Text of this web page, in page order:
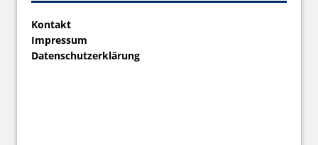
Kontakt
Impressum
Datenschutzerklärung